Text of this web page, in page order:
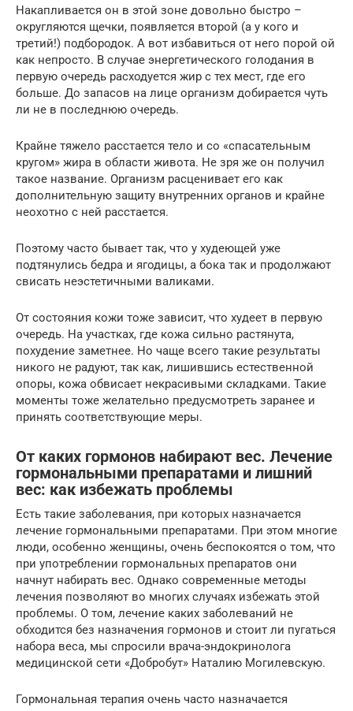
Накапливается он в этой зоне довольно быстро –
округляются щечки, появляется второй (а у кого и
третий!) подбородок. А вот избавиться от него порой ой
как непросто. В случае энергетического голодания в
первую очередь расходуется жир с тех мест, где его
больше. До запасов на лице организм добирается чуть
ли не в последнюю очередь.
Крайне тяжело расстается тело и со «спасательным
кругом» жира в области живота. Не зря же он получил
такое название. Организм расценивает его как
дополнительную защиту внутренних органов и крайне
неохотно с ней расстается.
Поэтому часто бывает так, что у худеющей уже
подтянулись бедра и ягодицы, а бока так и продолжают
свисать неэстетичными валиками.
От состояния кожи тоже зависит, что худеет в первую
очередь. На участках, где кожа сильно растянута,
похудение заметнее. Но чаще всего такие результаты
никого не радуют, так как, лишившись естественной
опоры, кожа обвисает некрасивыми складками. Такие
моменты тоже желательно предусмотреть заранее и
принять соответствующие меры.
От каких гормонов набирают вес. Лечение
гормональными препаратами и лишний
вес: как избежать проблемы
Есть такие заболевания, при которых назначается
лечение гормональными препаратами. При этом многие
люди, особенно женщины, очень беспокоятся о том, что
при употреблении гормональных препаратов они
начнут набирать вес. Однако современные методы
лечения позволяют во многих случаях избежать этой
проблемы. О том, лечение каких заболеваний не
обходится без назначения гормонов и стоит ли пугаться
набора веса, мы спросили врача-эндокринолога
медицинской сети «Добробут» Наталию Могилевскую.
Гормональная терапия очень часто назначается